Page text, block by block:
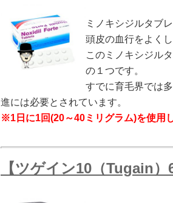
ミノキシジルタブ
頭皮の血行をよく
このミノキシジル
の１つです。
すでに育毛界では
進には必要とされています。
※1日に1回(20～40ミリグラム)を使用し
【ツゲイン10（Tugain